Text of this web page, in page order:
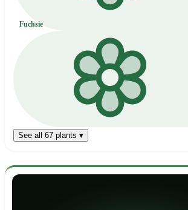
Fuchsie
See all 67 plants ▾